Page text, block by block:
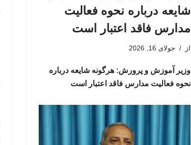
شایعه درباره نحوه فعالیت
مدارس فاقد اعتبار است
از جولای 16, 2026
وزیر آموزش و پرورش: هرگونه شایعه درباره
نحوه فعالیت مدارس فاقد اعتبار است